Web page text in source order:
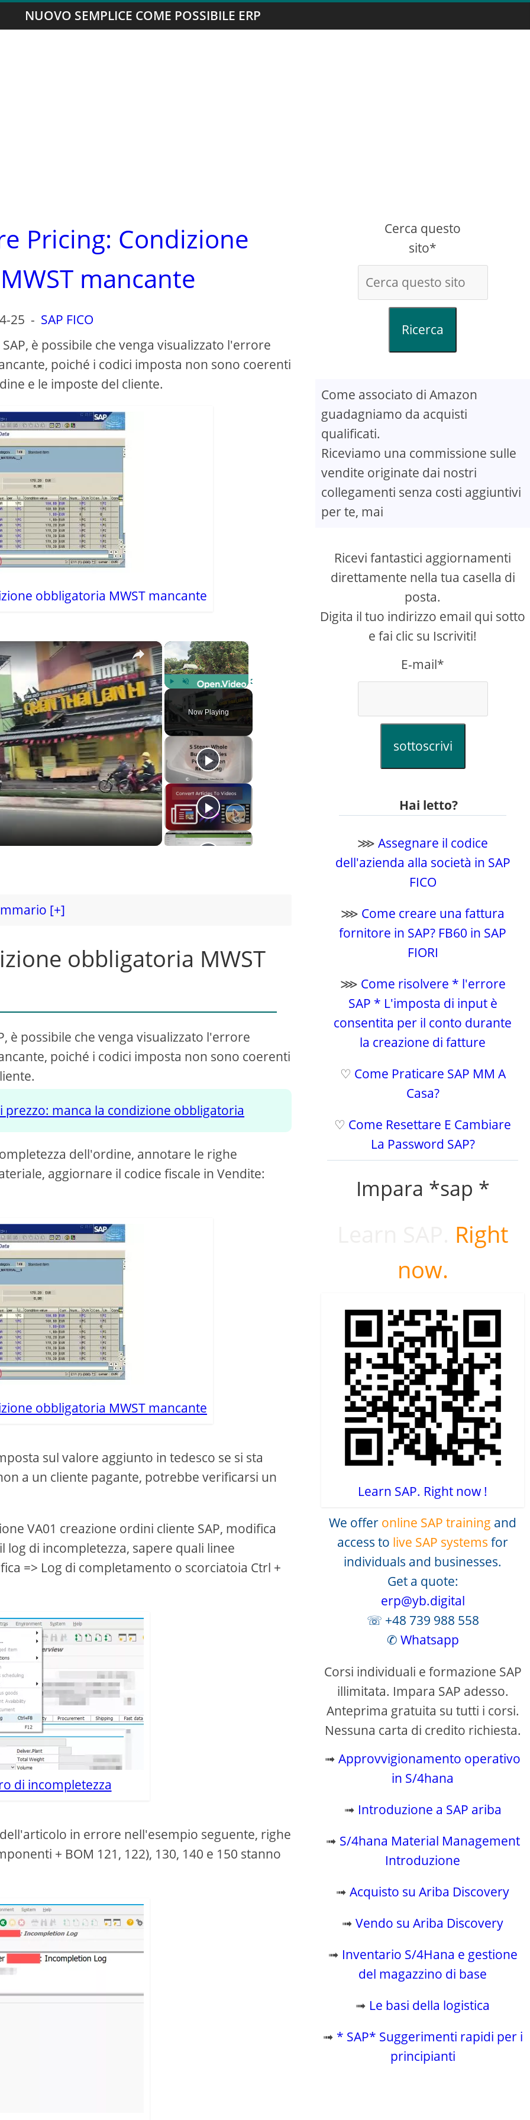
NUOVO SEMPLICE COME POSSIBILE ERP
Pricing: Condizione
mancante
25 - SAP FICO
è possibile che venga visualizzato l'errore
poiché i codici imposta non sono coerenti
e le imposte del cliente.
obbligatoria MWST mancante
×
Unmute
Now Playing
×
[+]
obbligatoria MWST
è possibile che venga visualizzato l'errore
poiché i codici imposta non sono coerenti
prezzo: manca la condizione obbligatoria
dell'ordine, annotare le righe
aggiornare il codice fiscale in Vendite:
obbligatoria MWST mancante
sul valore aggiunto in tedesco se si sta
a un cliente pagante, potrebbe verificarsi un
VA01 creazione ordini cliente SAP, modifica
log di incompletezza, sapere quali linee
=> Log di completamento o scorciatoia Ctrl +
di incompletezza
in errore nell'esempio seguente, righe
+ BOM 121, 122), 130, 140 e 150 stanno
Cerca questo
sito*
Ricerca
Come associato di Amazon
guadagniamo da acquisti
qualificati.
Riceviamo una commissione sulle
vendite originate dai nostri
collegamenti senza costi aggiuntivi
per te, mai
Ricevi fantastici aggiornamenti
direttamente nella tua casella di
posta.
Digita il tuo indirizzo email qui sotto
e fai clic su Iscriviti!
E-mail*
sottoscrivi
Hai letto?
⋙Assegnare il codice
dell'azienda alla società in SAP
FICO
⋙ Come creare una fattura
fornitore in SAP? FB60 in SAP
FIORI
⋙ Come risolvere * l'errore
SAP * L'imposta di input è
consentita per il conto durante
la creazione di fatture
♡ Come Praticare SAP MM A
Casa?
♡ Come Resettare E Cambiare
La Password SAP?
Impara *sap *
Right
now.
Learn SAP. Right now !
We offer online SAP training and
access to live SAP systems for
individuals and businesses.
Get a quote:
erp@yb.digital
☏ +48 739 988 558
✆ Whatsapp
Corsi individuali e formazione SAP
illimitata. Impara SAP adesso.
Anteprima gratuita su tutti i corsi.
Nessuna carta di credito richiesta.
➟Approvvigionamento operativo
in S/4hana
➟ Introduzione a SAP ariba
➟ S/4hana Material Management
Introduzione
➟Acquisto su Ariba Discovery
➟Vendo su Ariba Discovery
➟ Inventario S/4Hana e gestione
del magazzino di base
➟ Le basi della logistica
➟ * SAP* Suggerimenti rapidi per i
principianti